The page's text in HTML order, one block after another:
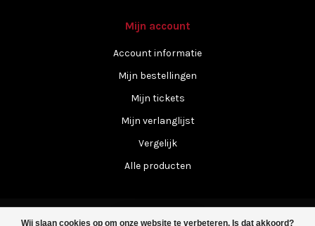
Wij slaan cookies op om onze website te verbeteren. Is dat akkoord?
Mijn account
Account informatie
Mijn bestellingen
Mijn tickets
Mijn verlanglijst
Vergelijk
Alle producten